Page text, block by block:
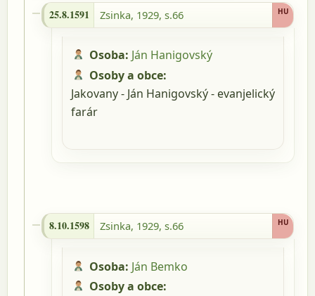
25.8.1591 - Zsinka, 1929, s.66
25.8.1591 Zsinka, 1929, s.66 HU
Osoba: Ján Hanigovský
Osoby a obce:
Jakovany - Ján Hanigovský - evanjelický
farár
8.10.1598 - Zsinka, 1929, s.66
8.10.1598 Zsinka, 1929, s.66 HU
Osoba: Ján Bemko
Osoby a obce: